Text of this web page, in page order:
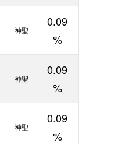
神聖
0.09
%
神聖
0.09
%
神聖
0.09
%